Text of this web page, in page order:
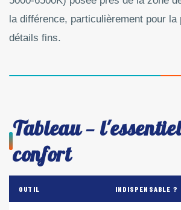
la différence, particulièrement pour la
détails fins.
Tableau —
confort
OUTIL INDISPENSABLE ?